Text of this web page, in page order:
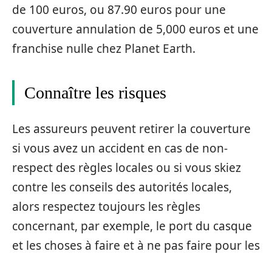
de 100 euros, ou 87.90 euros pour une
couverture annulation de 5,000 euros et une
franchise nulle chez Planet Earth.
Connaître les risques
Les assureurs peuvent retirer la couverture
si vous avez un accident en cas de non-
respect des règles locales ou si vous skiez
contre les conseils des autorités locales,
alors respectez toujours les règles
concernant, par exemple, le port du casque
et les choses à faire et à ne pas faire pour les